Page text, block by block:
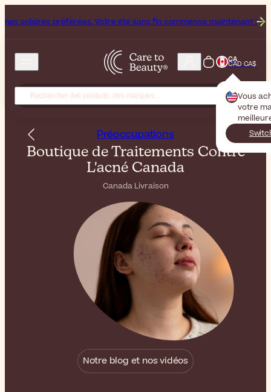
Votre été sans fin commence maintenant ! Abonnez-vous à
CA
CAD CA$
Vous
votre
Préoccupations
Boutique de Traitements Contre
L'acné Canada
Canada Livraison
Notre blog et nos vidéos